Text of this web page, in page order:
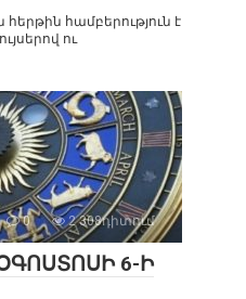
հերթին համբերություն է
ու
0 2 308դիտում
6-Ի